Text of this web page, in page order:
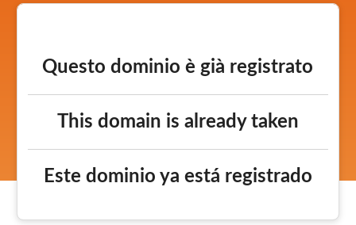
Questo dominio è già registrato
This domain is already taken
Este dominio ya está registrado